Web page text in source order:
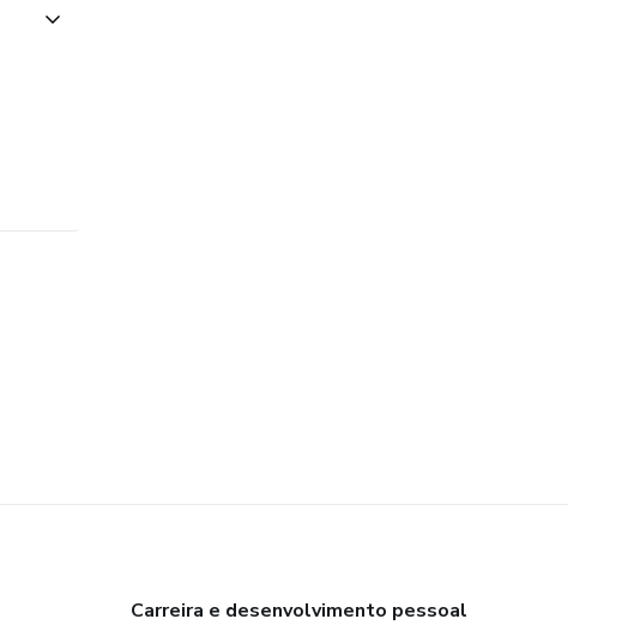
Carreira e desenvolvimento pessoal